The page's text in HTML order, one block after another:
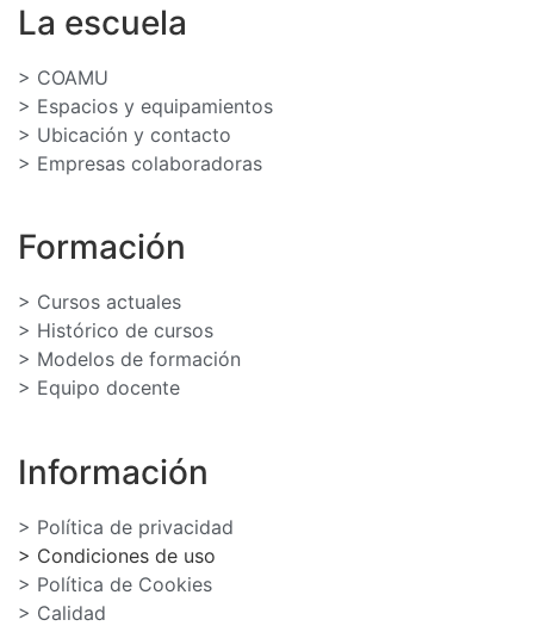
La escuela
> COAMU
> Espacios y equipamientos
> Ubicación y contacto
> Empresas colaboradoras
Formación
> Cursos actuales
> Histórico de cursos
> Modelos de formación
> Equipo docente
Información
> Política de privacidad
> Condiciones de uso
> Política de Cookies
> Calidad